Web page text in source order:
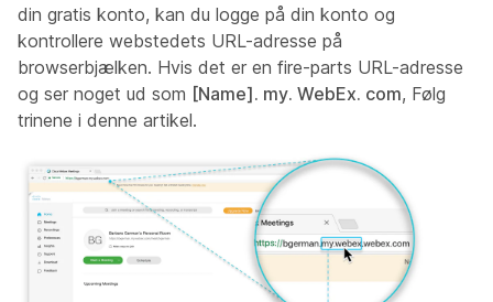
din gratis konto, kan du logge på din konto og
kontrollere webstedets URL-adresse på
browserbjælken. Hvis det er en fire-parts URL-adresse
og ser noget ud som [Name]. my. WebEx. com, Følg
trinene i denne artikel.